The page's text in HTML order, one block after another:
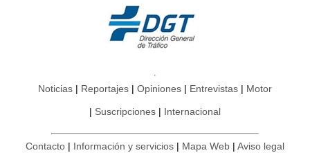
Noticias Reportajes Opiniones Entrevistas Motor
Suscripciones Internacional
Contacto Información y servicios Mapa Web Aviso legal